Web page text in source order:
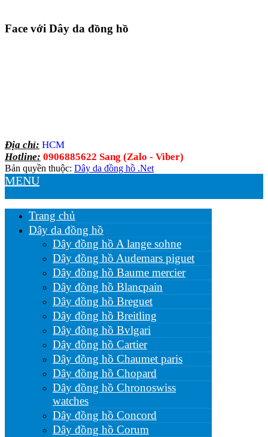
Face với Dây da đồng hồ
Địa chỉ: HCM
Hotline: 0906885622 Sang (Zalo - Viber)
Bản quyền thuộc: Dây da đồng hồ .Net
MENU
Trang chủ
Dây da đồng hồ
Dây đồng hồ A lange sohne
Dây đồng hồ Audemars piguet
Dây đồng hồ Baume mercier
Dây đồng hồ Blancpain
Dây đồng hồ Breguet
Dây đồng hồ Breitling
Dây đồng hồ Bvlgari
Dây đồng hồ Cartier
Dây đồng hồ Chaumet paris
Dây đồng hồ Chopard
Dây đồng hồ Chronoswiss
watches
Dây đồng hồ Concord
Dây đồng hồ Corum